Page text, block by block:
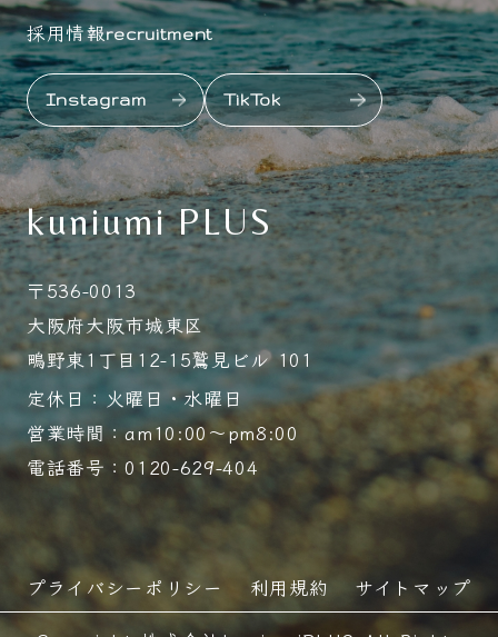
採用情報recruitment
Instagram TikTok
kuniumi PLUS
〒536-0013
大阪府大阪市城東区
鴫野東1丁目12-15鷲見ビル 101
定休日：火曜日・水曜日
営業時間：am10:00～pm8:00
電話番号：0120-629-404
プライバシーポリシー 利用規約
サイトマップ